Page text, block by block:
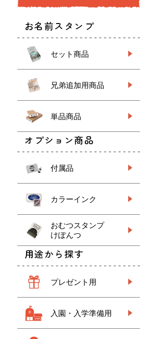
お名前スタンプ
セット商品
兄弟追加用商品
単品商品
オプション商品
付属品
カラーインク
おむつスタンプ
けぽんつ
用途から探す
プレゼント用
入園・入学準備用